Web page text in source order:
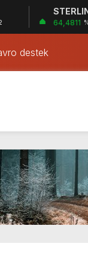
64,4811
İHANET
Sİ-SER İŞİTME
destek
romatizmayı
mahsur
yatırım
merkezinde
rüşvet
İHANET